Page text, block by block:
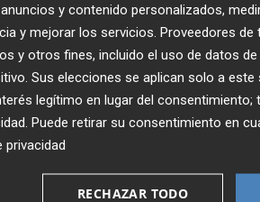
la actualidad de
en tu correo
y contenido personalizados,
y mejorar los servicios. Proveedores de
y otros fines, incluido el uso de datos
Sus elecciones se aplican solo a este
legítimo en lugar del consentimiento;
. Puede retirar su consentimiento en
privacidad
RECHAZAR TODO